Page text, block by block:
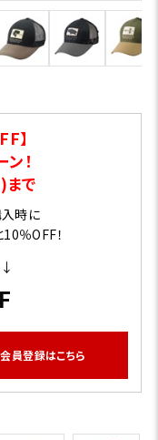
】
！
で
時に
％OFF！
↓
会員登録はこちら